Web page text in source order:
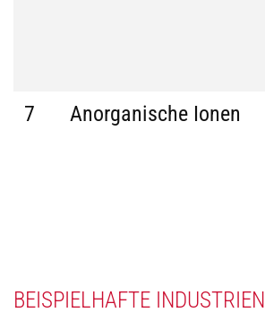
7
Anorganische Ionen
BEISPIELHAFTE INDUSTRIEN